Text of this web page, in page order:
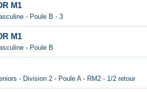
M1
- Poule B - 3
M1
- Poule B
- Division 2 - Poule A - RM2 - 1/2 retour